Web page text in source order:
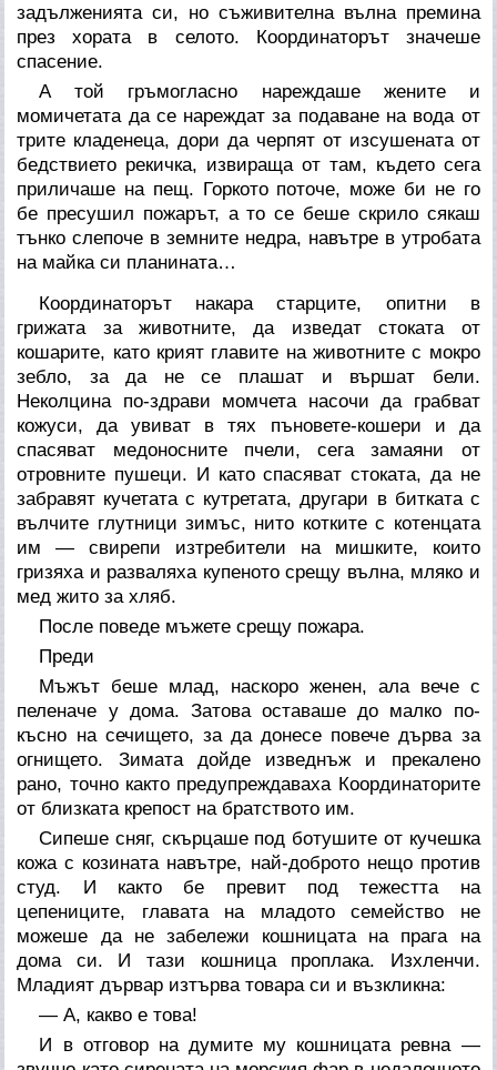
задълженията си, но съживителна вълна премина
през хората в селото. Координаторът значеше
спасение.
А той гръмогласно нареждаше жените и
момичетата да се нареждат за подаване на вода от
трите кладенеца, дори да черпят от изсушената от
бедствието рекичка, извираща от там, където сега
приличаше на пещ. Горкото поточе, може би не го
бе пресушил пожарът, а то се беше скрило сякаш
тънко слепоче в земните недра, навътре в утробата
на майка си планината…
Координаторът накара старците, опитни в
грижата за животните, да изведат стоката от
кошарите, като крият главите на животните с мокро
зебло, за да не се плашат и вършат бели.
Неколцина по-здрави момчета насочи да грабват
кожуси, да увиват в тях пъновете-кошери и да
спасяват медоносните пчели, сега замаяни от
отровните пушеци. И като спасяват стоката, да не
забравят кучетата с кутретата, другари в битката с
вълчите глутници зимъс, нито котките с котенцата
им — свирепи изтребители на мишките, които
гризяха и разваляха купеното срещу вълна, мляко и
мед жито за хляб.
После поведе мъжете срещу пожара.
Преди
Мъжът беше млад, наскоро женен, ала вече с
пеленаче у дома. Затова оставаше до малко по-
късно на сечището, за да донесе повече дърва за
огнището. Зимата дойде изведнъж и прекалено
рано, точно както предупреждаваха Координаторите
от близката крепост на братството им.
Сипеше сняг, скърцаше под ботушите от кучешка
кожа с козината навътре, най-доброто нещо против
студ. И както бе превит под тежестта на
цепениците, главата на младото семейство не
можеше да не забележи кошницата на прага на
дома си. И тази кошница проплака. Изхленчи.
Младият дървар изтърва товара си и възкликна:
— А, какво е това!
И в отговор на думите му кошницата ревна —